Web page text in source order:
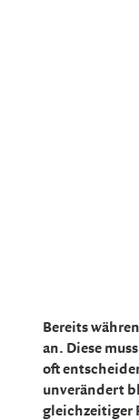
Bereits
an. Diese
oft
unverändert
gleichzeitiger